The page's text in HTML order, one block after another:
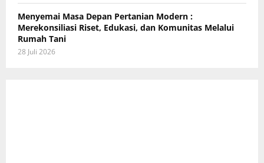
Menyemai Masa Depan Pertanian Modern :
Merekonsiliasi Riset, Edukasi, dan Komunitas Melalui
Rumah Tani
28 Juli 2026